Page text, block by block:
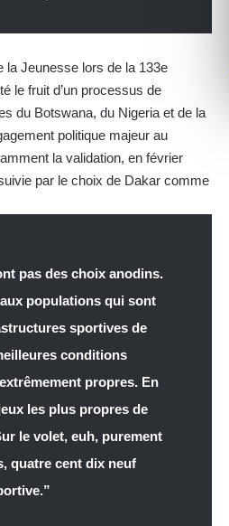
la Jeunesse lors de la 133e
le fruit d’un processus de
du Botswana, du Nigeria et de la
politique majeur au
la validation, en février
par le choix de Dakar comme
pas des choix anodins.
populations qui sont
sportives de
conditions
propres. En
les plus propres de
le volet, euh, purement
quatre cent dix neuf